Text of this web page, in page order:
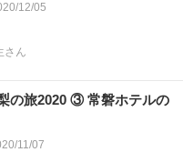
12/05
さん
の旅2020 ③ 常磐ホテルの
11/07